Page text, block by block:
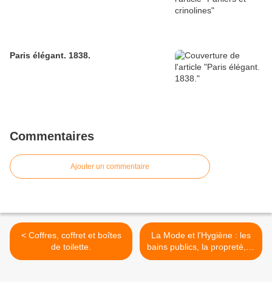
Paris élégant. 1838.
Commentaires
Ajouter un commentaire
< Coffres, coffret et boîtes
de toilette.
La Mode et l'Hygiène : les
bains publics, la propreté, le
linge blanc, les